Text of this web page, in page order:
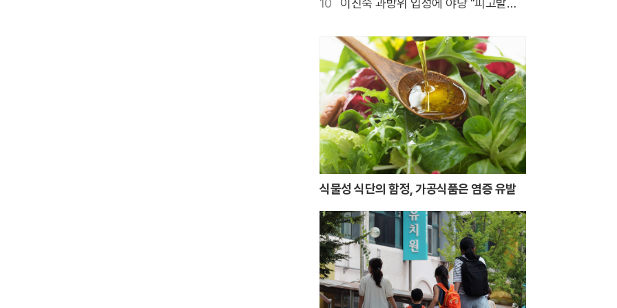
10
이진숙 과방위 입성에 야당 "피고발인
식물성 식단의 함정, 가공식품은 염증 유발